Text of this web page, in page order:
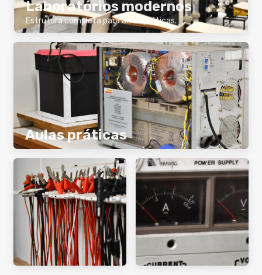
Laboratórios modernos
Estrutura completa para aulas práticas.
Aulas práticas